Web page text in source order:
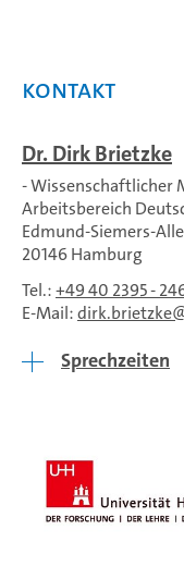
Kontakt
Dr. Dirk Brietzke
- Wissenschaftlicher
Arbeitsbereich
Edmund-Siemers-
20146 Hamburg
Tel.:+49 40 2395 -
E-Mail:dirk.brietzke
Sprechzeiten